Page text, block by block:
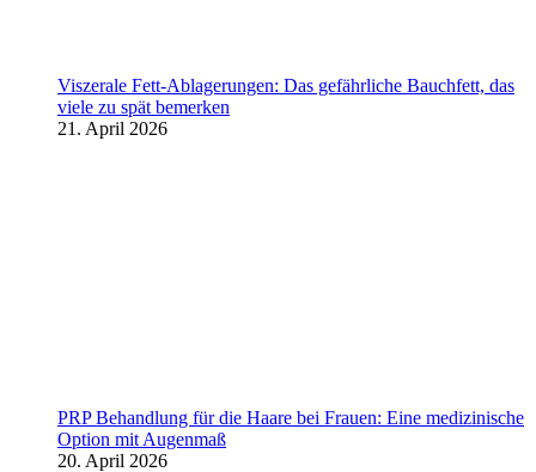
Viszerale Fett-Ablagerungen: Das gefährliche Bauchfett, das
viele zu spät bemerken
21. April 2026
PRP Behandlung für die Haare bei Frauen: Eine medizinische
Option mit Augenmaß
20. April 2026